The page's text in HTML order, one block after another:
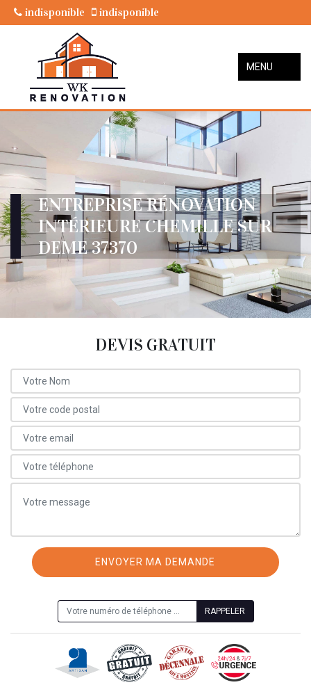
indisponible indisponible
MENU
ENTREPRISE RÉNOVATION
INTÉRIEURE CHEMILLE SUR
DEME 37370
DEVIS GRATUIT